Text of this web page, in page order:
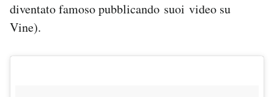
diventato famoso pubblicando suoi video su
Vine).